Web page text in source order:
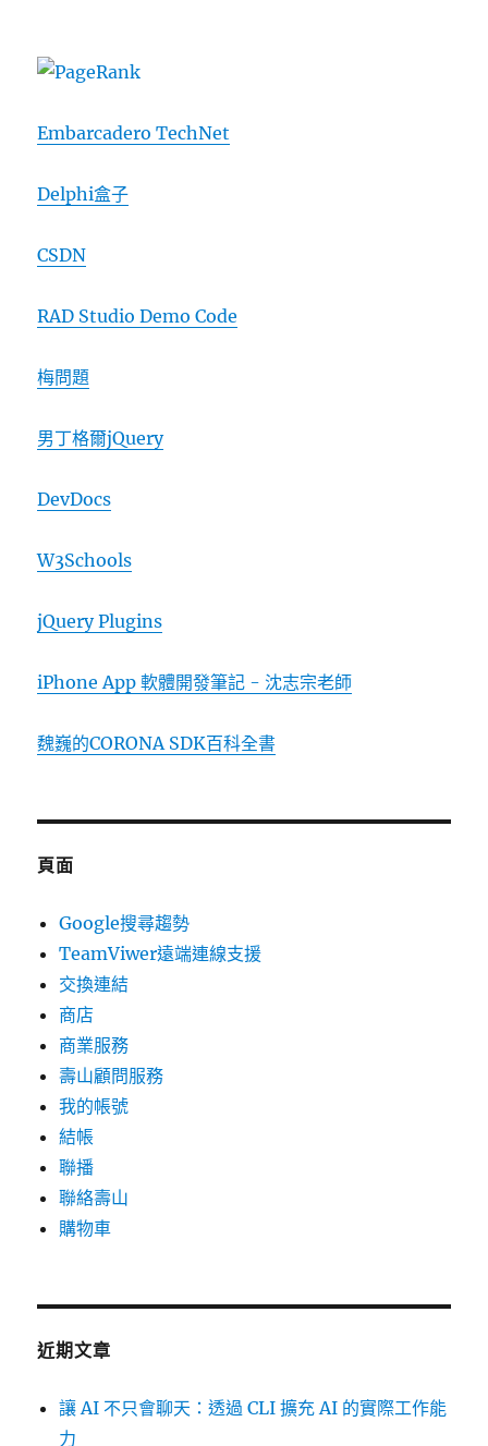
Embarcadero TechNet
Delphi盒子
CSDN
RAD Studio Demo Code
梅問題
男丁格爾jQuery
DevDocs
W3Schools
jQuery Plugins
iPhone App 軟體開發筆記 - 沈志宗老師
魏巍的CORONA SDK百科全書
頁面
Google搜尋趨勢
TeamViwer遠端連線支援
交換連結
商店
商業服務
壽山顧問服務
我的帳號
結帳
聯播
聯絡壽山
購物車
近期文章
讓 AI 不只會聊天：透過 CLI 擴充 AI 的實際工作能
力